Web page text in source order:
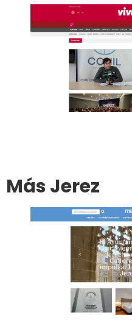
Más Jerez